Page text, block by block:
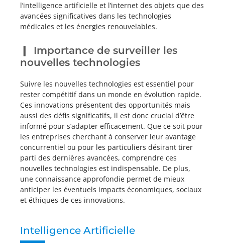
l’intelligence artificielle et l’internet des objets que des
avancées significatives dans les technologies
médicales et les énergies renouvelables.
Importance de surveiller les
nouvelles technologies
Suivre les nouvelles technologies est essentiel pour
rester compétitif dans un monde en évolution rapide.
Ces innovations présentent des opportunités mais
aussi des défis significatifs, il est donc crucial d’être
informé pour s’adapter efficacement. Que ce soit pour
les entreprises cherchant à conserver leur avantage
concurrentiel ou pour les particuliers désirant tirer
parti des dernières avancées, comprendre ces
nouvelles technologies est indispensable. De plus,
une connaissance approfondie permet de mieux
anticiper les éventuels impacts économiques, sociaux
et éthiques de ces innovations.
Intelligence Artificielle